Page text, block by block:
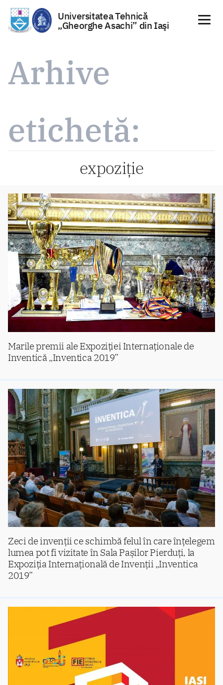
conținut
Universitatea Tehnică
„Gheorghe Asachi” din Iaşi
Arhive
etichetă:
expoziție
Marile premii ale Expoziției Internaționale de
Inventică „Inventica 2019”
Zeci de invenții ce schimbă felul în care înțelegem
lumea pot fi vizitate în Sala Pașilor Pierduți, la
Expoziția Internațională de Invenții „Inventica
2019”